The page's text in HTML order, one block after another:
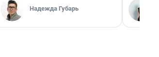
Надежда Губарь